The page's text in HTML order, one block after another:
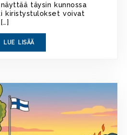
täysin kunnossa
kiristystulokset voivat
LUE LISÄÄ